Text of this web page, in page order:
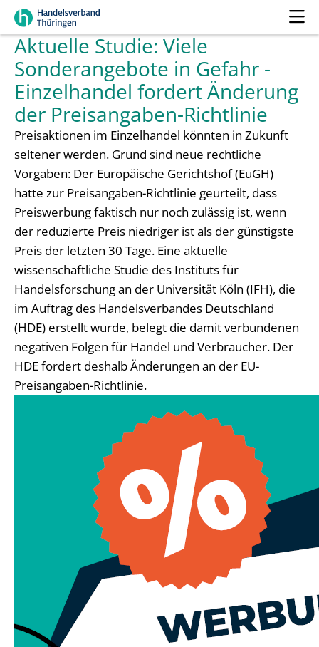
Aktuelle Studie: Viele
Sonderangebote in Gefahr -
Einzelhandel fordert Änderung
der Preisangaben-Richtlinie
Preisaktionen im Einzelhandel könnten in Zukunft
seltener werden. Grund sind neue rechtliche
Vorgaben: Der Europäische Gerichtshof (EuGH)
hatte zur Preisangaben-Richtlinie geurteilt, dass
Preiswerbung faktisch nur noch zulässig ist, wenn
der reduzierte Preis niedriger ist als der günstigste
Preis der letzten 30 Tage. Eine aktuelle
wissenschaftliche Studie des Instituts für
Handelsforschung an der Universität Köln (IFH), die
im Auftrag des Handelsverbandes Deutschland
(HDE) erstellt wurde, belegt die damit verbundenen
negativen Folgen für Handel und Verbraucher. Der
HDE fordert deshalb Änderungen an der EU-
Preisangaben-Richtlinie.